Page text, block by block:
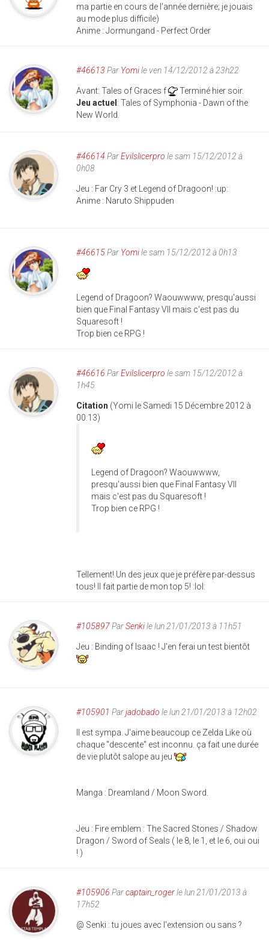
ma partie en cours de l'année dernière; je jouais
au mode plus difficile)
Anime : Jormungand - Perfect Order
#46613 Par Yomile ven 14/12/2012 à 23h22
Avant: Tales of Graces f
Terminé hier soir.
Jeu actuel : Tales of Symphonia - Dawn of the
New World.
#46614 ParEvilslicerpro le sam 15/12/2012 à
0h08
Jeu : Far Cry 3 et Legend of Dragoon! :up:
Anime : Naruto Shippuden
#46615Par Yomile sam 15/12/2012 à 0h13
Legend of Dragoon? Waouwwww, presqu'aussi
bien que Final Fantasy VII mais c'est pas du
Squaresoft !
Trop bien ce RPG !
#46616 ParEvilslicerpro le sam 15/12/2012 à
1h45
Citation (Yomi le Samedi 15 Décembre 2012 à
00:13)
Legend of Dragoon? Waouwwww,
presqu'aussi bien que Final Fantasy VII
mais c'est pas du Squaresoft !
Trop bien ce RPG !
Tellement! Un des jeux que je préfère par-dessus
tous! Il fait partie de mon top 5! :lol:
#105897ParSenkile lun 21/01/2013 à 11h51
Jeu : Binding of Isaac ! J'en ferai un test bientôt
#105901 Parjadobado le lun 21/01/2013 à 12h02
Il est sympa. J'aime beaucoup ce Zelda Like où
chaque "descente" est inconnu. ça fait une durée
de vie plutôt salope au jeu
Manga : Dreamland / Moon Sword.
Jeu : Fire emblem : The Sacred Stones / Shadow
Dragon / Sword of Seals ( le 8, le 1, et le 6, oui oui
! )
#105906 Parcaptain_rogerle lun 21/01/2013 à
17h52
@ Senki : tu joues avec l'extension ou sans ?